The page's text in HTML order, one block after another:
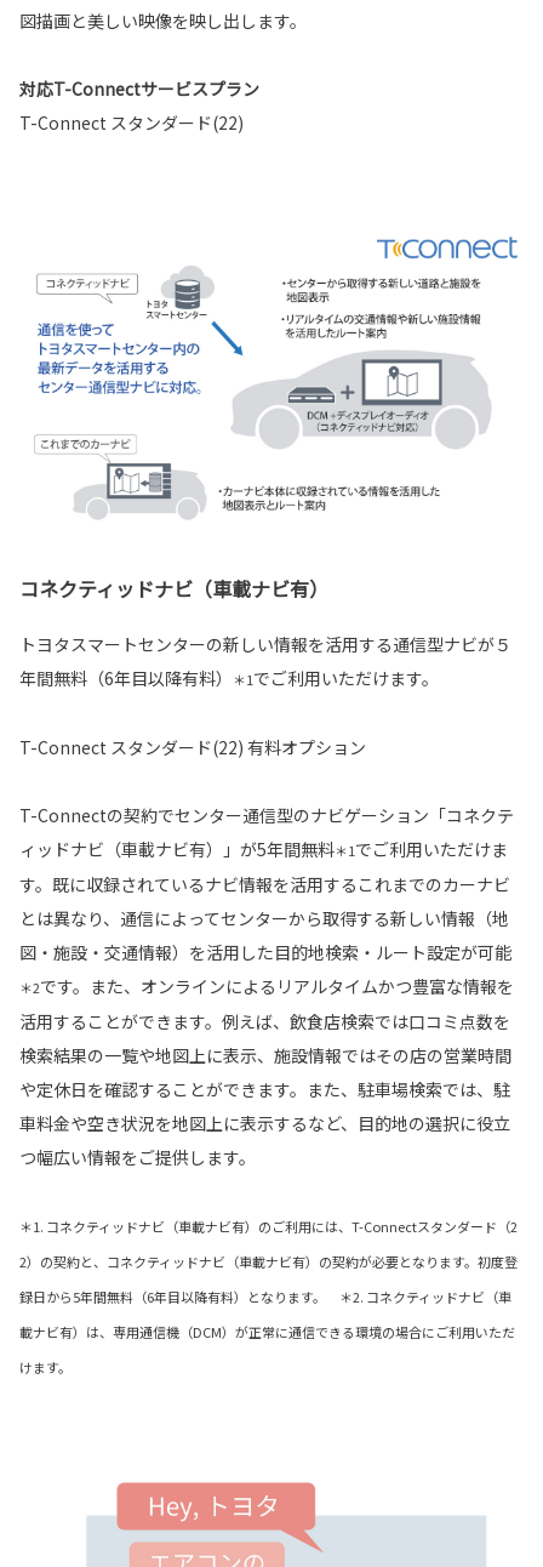
図描画と美しい映像を映し出します。
対応T-Connectサービスプラン
T-Connect スタンダード(22)
コネクティッドナビ（車載ナビ有）
トヨタスマートセンターの新しい情報を活用する通信型ナビが５
年間無料（6年目以降有料）
＊1でご利用いただけます。
T-Connect スタンダード(22) 有料オプション
T-Connectの契約でセンター通信型のナビゲーション「コネクテ
ィッドナビ（車載ナビ有）」が5年間無料＊1でご利用いただけま
す。既に収録されているナビ情報を活用するこれまでのカーナビ
とは異なり、通信によってセンターから取得する新しい情報（地
図・施設・交通情報）を活用した目的地検索・ルート設定が可能
＊2です。また、オンラインによるリアルタイムかつ豊富な情報を
活用することができます。例えば、飲食店検索では口コミ点数を
検索結果の一覧や地図上に表示、施設情報ではその店の営業時間
や定休日を確認することができます。また、駐車場検索では、駐
車料金や空き状況を地図上に表示するなど、目的地の選択に役立
つ幅広い情報をご提供します。
＊1. コネクティッドナビ（車載ナビ有）のご利用には、T-Connectスタンダード（2
2）の契約と、コネクティッドナビ（車載ナビ有）の契約が必要となります。初度登
録日から5年間無料（6年目以降有料）となります。 ＊2. コネクティッドナビ（車
載ナビ有）は、専用通信機（DCM）が正常に通信できる環境の場合にご利用いただ
けます。